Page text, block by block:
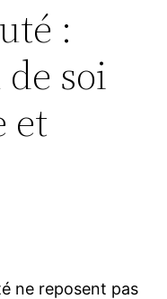
:
soi
et
ne reposent pas